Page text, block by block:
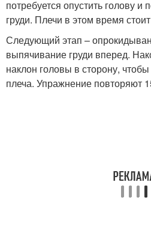
потребуется опустить голову и
груди. Плечи в этом время
Следующий этап –
выпячивание груди вперед.
наклон головы в сторону,
плеча. Упражнение повторяют